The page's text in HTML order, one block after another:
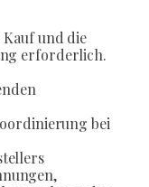
und die
erforderlich.
bei